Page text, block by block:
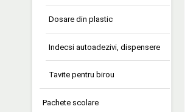
Dosare din plastic
Indecsi autoadezivi, dispensere
Tavite pentru birou
Pachete scolare